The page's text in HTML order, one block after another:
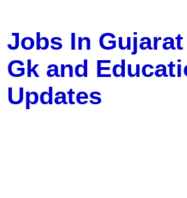
Jobs In
Gk and
Updates